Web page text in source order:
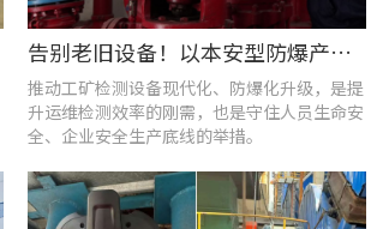
告别老旧设备！以本安型防爆产品矩阵与合规检测，守住工矿安全底线
推动工矿检测设备现代化、防爆化升级，是提
升运维检测效率的刚需，也是守住人员生命安
全、企业安全生产底线的举措。